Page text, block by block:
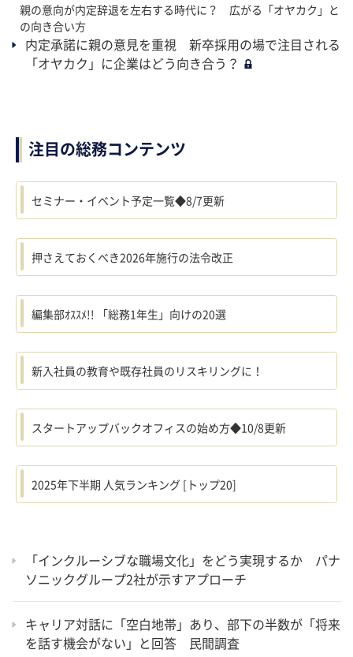
親の意向が内定辞退を左右する時代に？ 広がる「オヤカク」と
の向き合い方
内定承諾に親の意見を重視 新卒採用の場で注目される
「オヤカク」に企業はどう向き合う？
「インクルーシブな職場文化」をどう実現するか パナ
ソニックグループ2社が示すアプローチ
キャリア対話に「空白地帯」あり、部下の半数が「将来
を話す機会がない」と回答 民間調査
注目の総務コンテンツ
セミナー・イベント予定一覧◆8/7更新
押さえておくべき2026年施行の法令改正
編集部ｵｽｽﾒ!! 「総務1年生」向けの20選
新入社員の教育や既存社員のリスキリングに！
スタートアップバックオフィスの始め方◆10/8更新
2025年下半期 人気ランキング [トップ20]